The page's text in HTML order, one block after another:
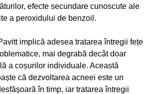
efecte secundare cunoscute ale
a peroxidului de benzoil.
implică adesea tratarea întregii fețe
mai degrabă decât doar
a coșurilor individuale. Această
că dezvoltarea acneei este un
în timp, iar tratarea întregii